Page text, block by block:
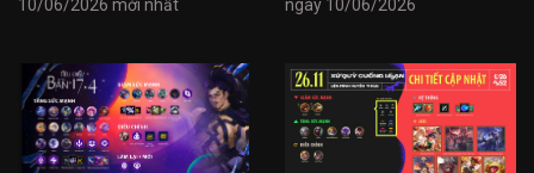
10/06/2026 mới nhất
ngày 10/06/2026